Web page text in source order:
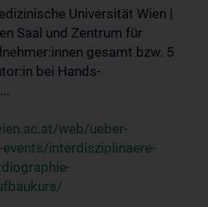
Universität Wien |
Saal und Zentrum für
gesamt bzw. 5
bei Hands-
web/ueber-
interdisziplinaere-